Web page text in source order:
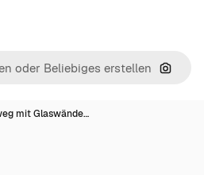
Nach
mit Glaswände…